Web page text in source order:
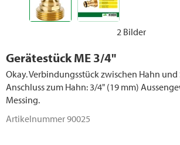
2 Bilder
Gerätestück ME 3/4''
Okay. Verbindungsstück zwischen Hahn und
Anschluss zum Hahn: 3/4" (19 mm)
Messing.
Artikelnummer90025